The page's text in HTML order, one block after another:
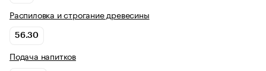
Распиловка и строгание древесины
56.30
Подача напитков